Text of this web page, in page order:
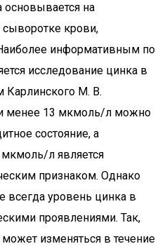
основывается на
крови,
информативным по
исследование цинка в
М. В.
менее 13 мкмоль/л можно
состояние, а
л является
признаком. Однако
всегда уровень цинка в
проявлениями. Так,
изменяться в течение